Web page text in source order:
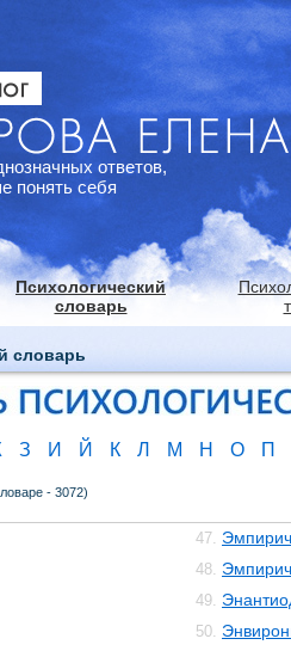
ответов,
понять себя
Психологический
словарь
словарь
З И Й К Л М Н О
П
- 3072)
47.
48.
49.
50.